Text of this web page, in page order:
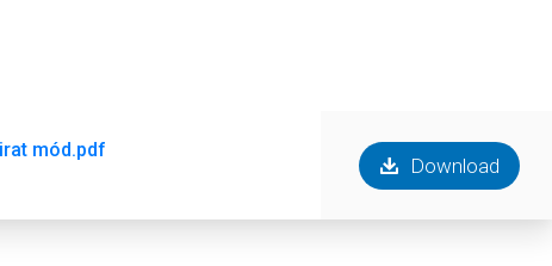
mód.pdf
Download